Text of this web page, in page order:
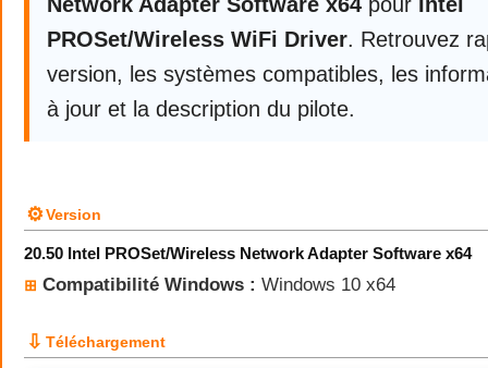
PROSet/Wireless WiFi Driver. Retrouvez
version, les systèmes compatibles, les
à jour et la description du pilote.
⚙Version
20.50 Intel PROSet/Wireless Network Adapter Software x64
⊞ Compatibilité Windows : Windows 10 x64
⇩ Téléchargement